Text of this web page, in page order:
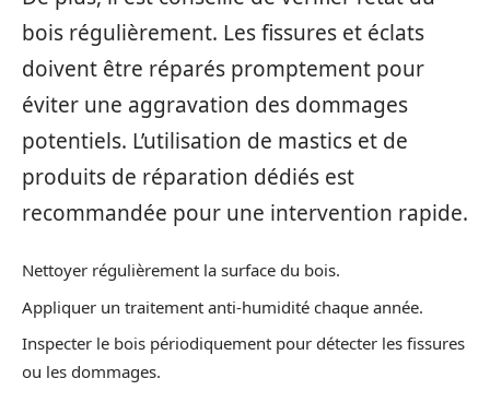
bois régulièrement. Les fissures et éclats
doivent être réparés promptement pour
éviter une aggravation des dommages
potentiels. L’utilisation de mastics et de
produits de réparation dédiés est
recommandée pour une intervention rapide.
Nettoyer régulièrement la surface du bois.
Appliquer un traitement anti-humidité chaque année.
Inspecter le bois périodiquement pour détecter les fissures
ou les dommages.